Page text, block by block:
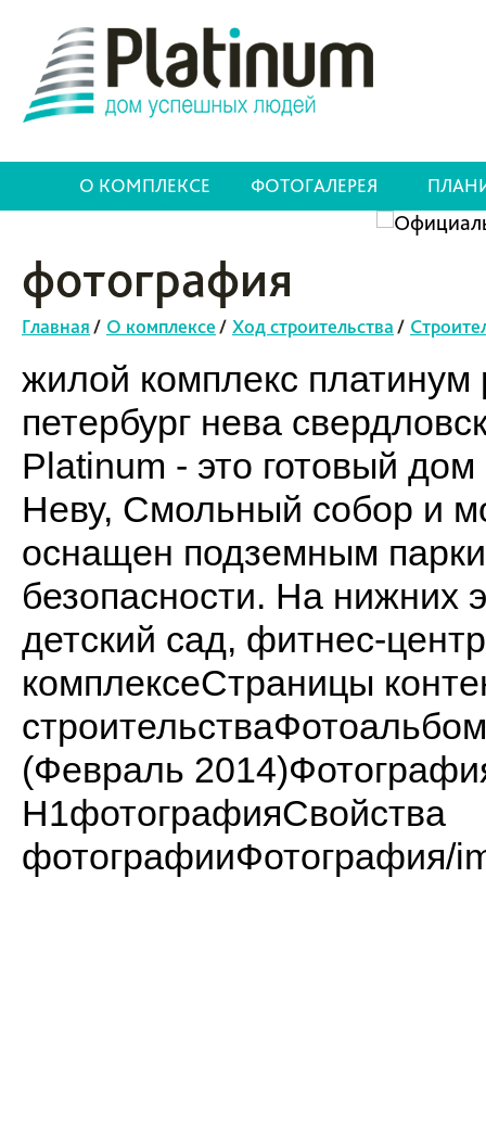
О КОМПЛЕКСЕ ФОТОГАЛЕРЕЯ
фотография
Главная / О комплексе / Ход строительства /
жилой комплекс платинум
петербург нева
Platinum - это готовый
Неву, Смольный собор и
оснащен подземным
безопасности. На нижних
детский сад, фитнес-
комплексеСтраницы
(Февраль
H1фотографияСвойства
фотографииФотография/